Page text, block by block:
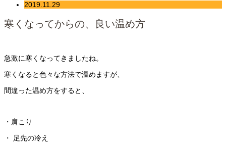
2019.11.29
寒くなってからの、良い温め方
急激に寒くなってきましたね。
寒くなると色々な方法で温めますが、
間違った温め方をすると、
・肩こり
・ 足先の冷え